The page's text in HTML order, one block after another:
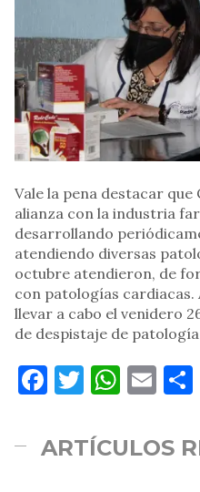
Vale la pena destacar que
alianza con la industria
desarrollando
atendiendo diversas
octubre atendieron, de
con patologías
llevar a cabo el venidero
de despistaje de
Facebook
Twitter
ARTÍCULOS